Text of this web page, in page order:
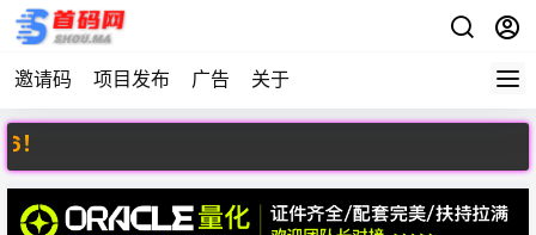
邀请码 项目发布 广告 关于